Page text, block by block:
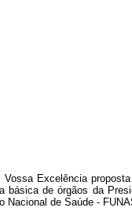
Excelência
básica de órgãos da
Nacional de Saúde -